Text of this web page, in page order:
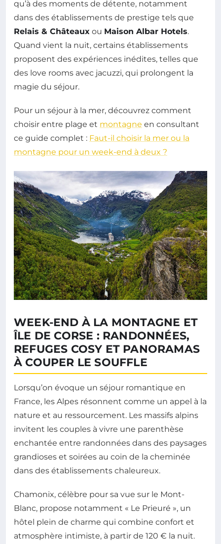
qu’à des moments de détente, notamment
dans des établissements de prestige tels que
Relais & Châteaux ou Maison Albar Hotels.
Quand vient la nuit, certains établissements
proposent des expériences inédites, telles que
des love rooms avec jacuzzi, qui prolongent la
magie du séjour.
Pour un séjour à la mer, découvrez comment
choisir entre plage et montagne en consultant
ce guide complet : Faut-il choisir la mer ou la
montagne pour un week-end à deux ?
WEEK-END À LA MONTAGNE ET
ÎLE DE CORSE : RANDONNÉES,
REFUGES COSY ET PANORAMAS
À COUPER LE SOUFFLE
Lorsqu’on évoque un séjour romantique en
France, les Alpes résonnent comme un appel à la
nature et au ressourcement. Les massifs alpins
invitent les couples à vivre une parenthèse
enchantée entre randonnées dans des paysages
grandioses et soirées au coin de la cheminée
dans des établissements chaleureux.
Chamonix, célèbre pour sa vue sur le Mont-
Blanc, propose notamment « Le Prieuré », un
hôtel plein de charme qui combine confort et
atmosphère intimiste, à partir de 120 € la nuit.